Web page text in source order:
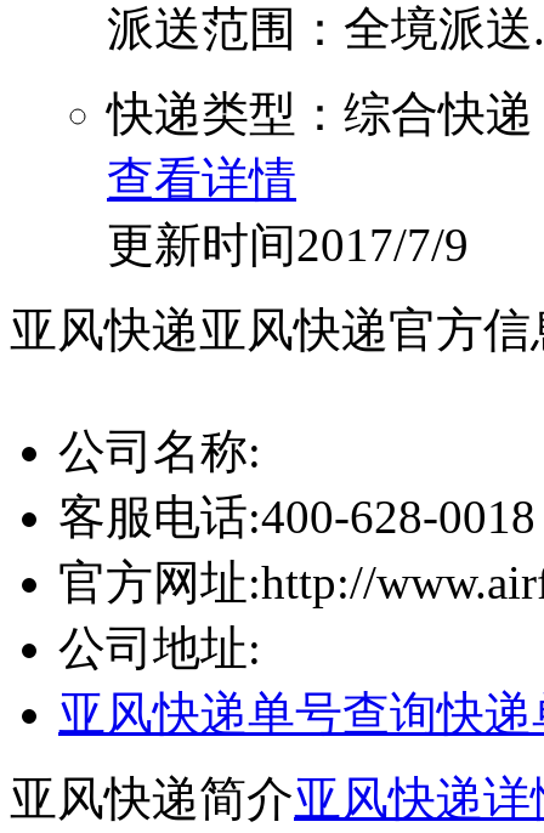
派送范围：全境派送
快递类型：综合快递
查看详情
更新时间2017/7/9
亚风快递亚风快递官方信
公司名称:
客服电话:400-628-0018
官方网址:http://
公司地址:
亚风快递单号查询快递
亚风快递简介亚风快递详